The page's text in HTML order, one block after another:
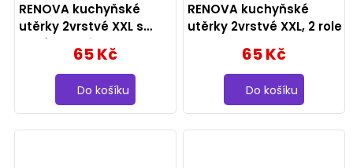
RENOVA kuchyňské
utěrky 2vrstvé XXL s
letním motivem, 2 role
65 Kč
Do košíku
RENOVA kuchyňské
utěrky 2vrstvé XXL, 2 role
65 Kč
Do košíku